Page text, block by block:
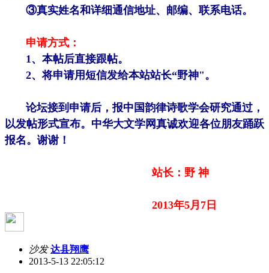
③真实姓名和详细通信地址、邮编、联系电话。
申请方式 ：
1、本帖后直接跟帖。
2、将申请用短信发给本站站长“野神"。
论坛接到申请后，报中国韵律诗歌学会研究通过，
以发帖形式宣布。中华大文学网真诚欢迎各位朋友踊跃
报名。谢谢！
站长：野 神
2013年5月7日
沙发 达县翔鹰
2013-5-13 22:05:12